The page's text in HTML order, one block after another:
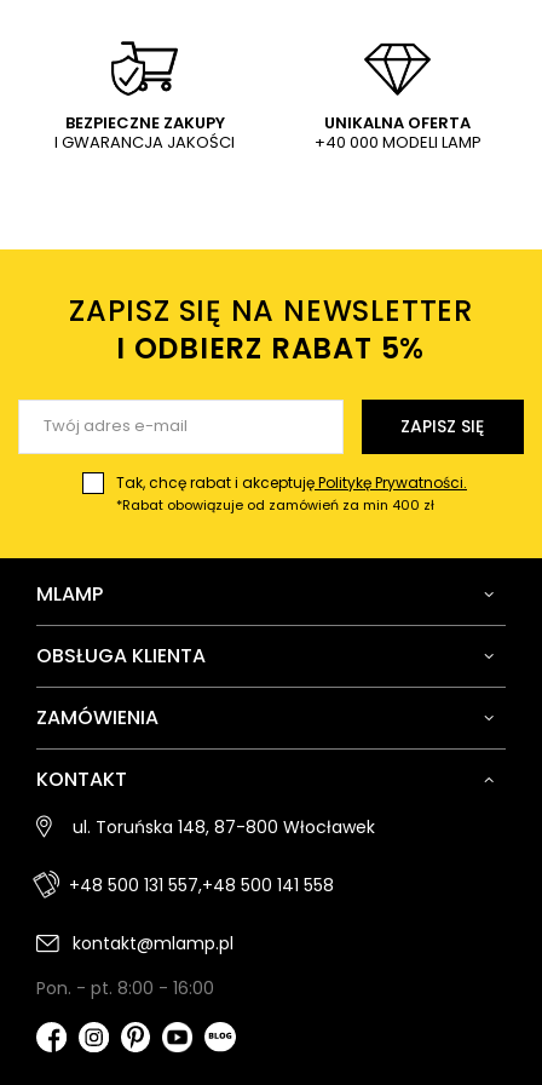
Dodaj własne zdjęcie produktu:
Twoje imię
Twój email
BEZPIECZNE ZAKUPY
I GWARANCJA JAKOŚCI
UNIKALNA OFERTA
+40 000 MODELI LAMP
ZAPISZ SIĘ NA NEWSLETTER
I ODBIERZ RABAT 5%ㅤ
ZAPISZ SIĘ
Tak, chcę rabat i akceptujęPolitykę Prywatności.
*Rabat obowiązuje od zamówień za min 400 zł
MLAMP
OBSŁUGA KLIENTA
ZAMÓWIENIA
KONTAKT
ul. Toruńska 148, 87-800 Włocławek
+48 500 131 557,+48 500 141 558
kontakt@mlamp.pl
Pon. - pt. 8:00 - 16:00